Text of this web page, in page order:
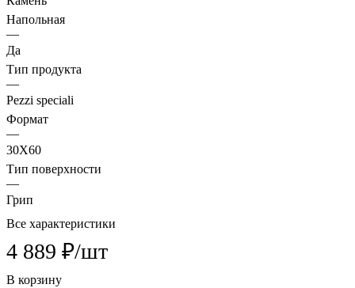
Напольная
—
Да
Тип продукта
—
Pezzi speciali
Формат
—
30X60
Тип поверхности
—
Грип
Все характеристики
4 889 ₽/шт
В корзину